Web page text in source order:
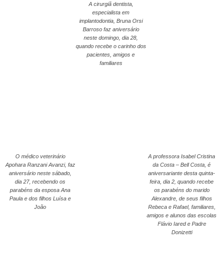
A cirurgiã dentista,
especialista em
implantodontia, Bruna Orsi
Barroso faz aniversário
neste domingo, dia 28,
quando recebe o carinho dos
pacientes, amigos e
familiares
O médico veterinário
Apohara Ranzani Avanzi, faz
aniversário neste sábado,
dia 27, recebendo os
parabéns da esposa Ana
Paula e dos filhos Luísa e
João
A professora Isabel Cristina
da Costa – Bell Costa, é
aniversariante desta quinta-
feira, dia 2, quando recebe
os parabéns do marido
Alexandre, de seus filhos
Rebeca e Rafael, familiares,
amigos e alunos das escolas
Flávio Iared e Padre
Donizetti